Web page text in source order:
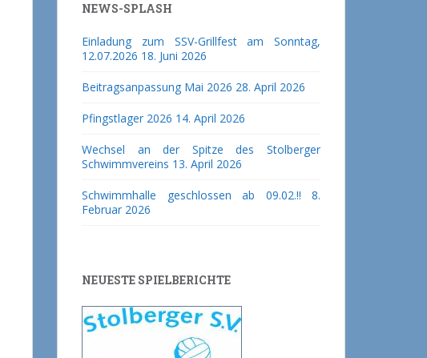
NEWS-SPLASH
Einladung zum SSV-Grillfest am Sonntag,
12.07.2026 18. Juni 2026
Beitragsanpassung Mai 2026 28. April 2026
Pfingstlager 2026 14. April 2026
Wechsel an der Spitze des Stolberger
Schwimmvereins 13. April 2026
Schwimmhalle geschlossen ab 09.02.!!
8.
Februar 2026
NEUESTE SPIELBERICHTE